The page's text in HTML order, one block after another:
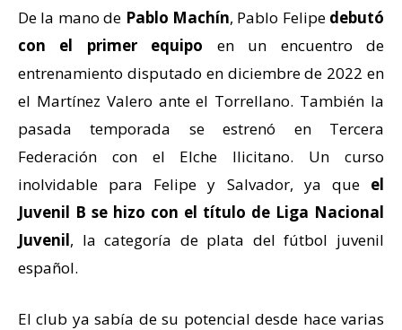
De la mano de Pablo Machín, Pablo Felipe debutó
con el primer equipo en un encuentro de
entrenamiento disputado en diciembre de 2022 en
el Martínez Valero ante el Torrellano. También la
pasada temporada se estrenó en Tercera
Federación con el Elche Ilicitano. Un curso
inolvidable para Felipe y Salvador, ya queel
Juvenil B se hizo con el título de Liga Nacional
Juvenil, la categoría de plata del fútbol juvenil
español.
El club ya sabía de su potencial desde hace varias